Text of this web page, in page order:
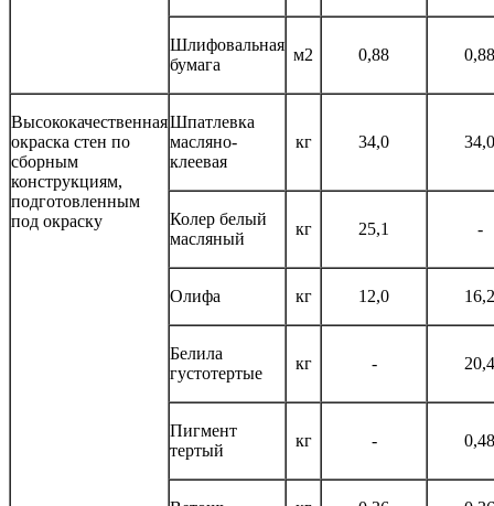
Шлифовальная
бумага
м2 0,88 0,88
Высококачественная
окраска стен по
сборным
конструкциям,
подготовленным
под окраску
Шпатлевка
масляно-
клеевая
кг 34,0 34,0
Колер белый
масляный
кг 25,1 -
Олифа кг 12,0 16,2
Белила
густотертые
кг - 20,4
Пигмент
тертый
кг - 0,48